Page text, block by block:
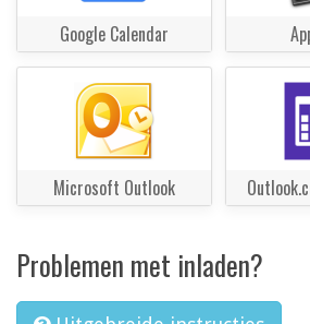
Google Calendar
Microsoft Outlook
Problemen met inladen?